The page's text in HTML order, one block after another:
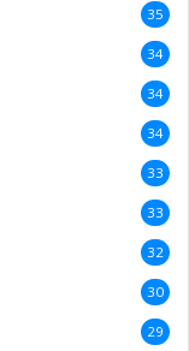
35
34
34
34
33
33
32
30
29